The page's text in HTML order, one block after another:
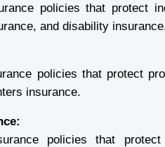
policies that protect
and disability
policies that protect
insurance.
policies that